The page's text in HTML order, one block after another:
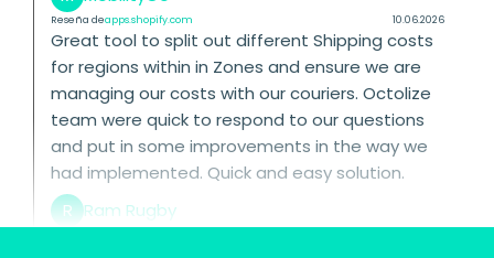
Reseña deapps.shopify.com 10.06.2026
Great tool to split out different Shipping costs
for regions within in Zones and ensure we are
managing our costs with our couriers. Octolize
team were quick to respond to our questions
and put in some improvements in the way we
had implemented. Quick and easy solution.
R Ram Rugby